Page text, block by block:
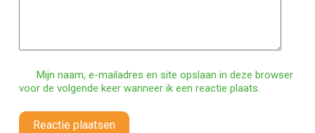
Mijn naam, e-mailadres en site opslaan in deze browser
voor de volgende keer wanneer ik een reactie plaats.
Reactie plaatsen